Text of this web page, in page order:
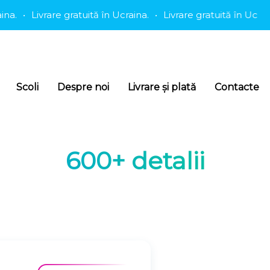
• Livrare gratuită în Ucraina. • Livrare gratuită în Ucraina.
Scoli Despre noi Livrare și plată Contacte
600+ detalii